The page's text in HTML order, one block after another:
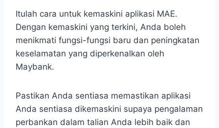
Itulah cara untuk kemaskini aplikasi MAE.
Dengan kemaskini yang terkini, Anda boleh
menikmati fungsi-fungsi baru dan peningkatan
keselamatan yang diperkenalkan oleh
Maybank.
Pastikan Anda sentiasa memastikan aplikasi
Anda sentiasa dikemaskini supaya pengalaman
perbankan dalam talian Anda lebih baik dan